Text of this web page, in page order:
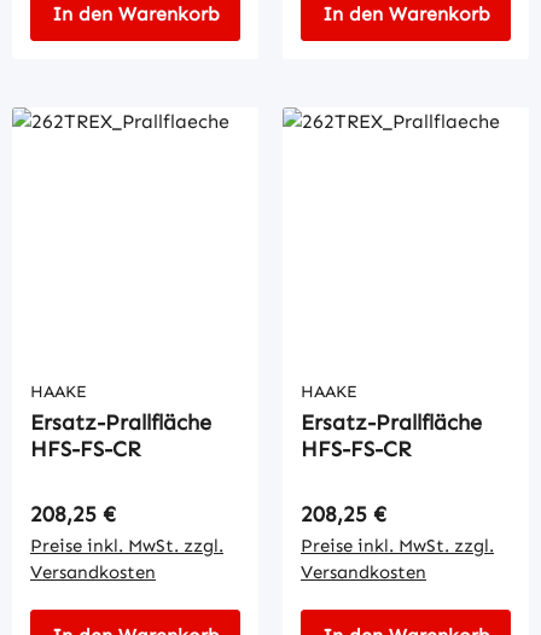
In den Warenkorb In den Warenkorb
HAAKE
Ersatz-Prallfläche
HFS-FS-CR
Regulärer Preis:
208,25 €
Preise inkl. MwSt. zzgl.
Versandkosten
HAAKE
Ersatz-Prallfläche
HFS-FS-CR
Regulärer Preis:
208,25 €
Preise inkl. MwSt. zzgl.
Versandkosten